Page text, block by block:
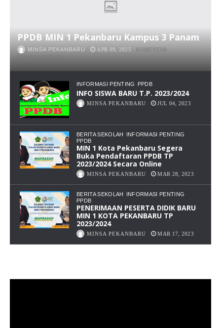
PPDB MIN 1 Pekanbaru Kampus 3 Panam
MINSA PEKANBARU APR 09, 2025
KOMENTAR
MIN
1
KAMPUS
3
INFORMASI PENTING PPDB
INFO SISWA BARU T.P. 2023/2024
MINSA PEKANBARU JUL 04, 2023
BERITA SEKOLAH
INFORMASI PENTING
PPDB
MIN 1 Kota Pekanbaru Segera
Buka Pendaftaran PPDB TP
2023/2024 Secara Online
MINSA PEKANBARU MAR 28, 2023
BERITA SEKOLAH
INFORMASI PENTING
PPDB
PENERIMAAN PESERTA DIDIK BARU
MIN 1 KOTA PEKANBARU TP
2023/2024
MINSA PEKANBARU MAR 17, 2023